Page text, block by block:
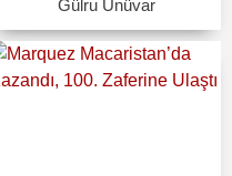
Gülru Ünüvar